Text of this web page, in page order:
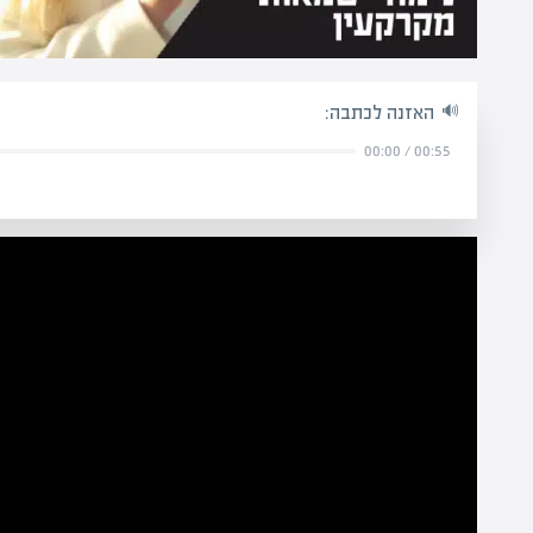
האזנה לכתבה:
00:55
/
00:00